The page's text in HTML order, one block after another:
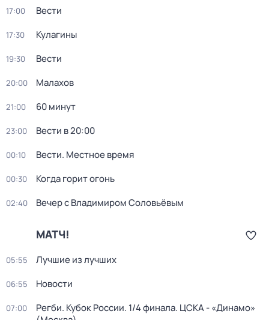
17:00 Вести
17:30 Кулагины
19:30 Вести
20:00 Малахов
21:00 60 минут
23:00 Вести в 20:00
00:10 Вести. Местное время
00:30 Когда горит огонь
02:40 Вечер с Владимиром Соловьёвым
МАТЧ!
05:55 Лучшие из лучших
06:55 Новости
07:00
Регби. Кубок России. 1/4 финала. ЦСКА - «Динамо»